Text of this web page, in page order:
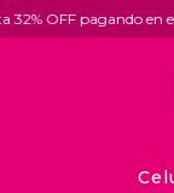
32% OFF pagando en